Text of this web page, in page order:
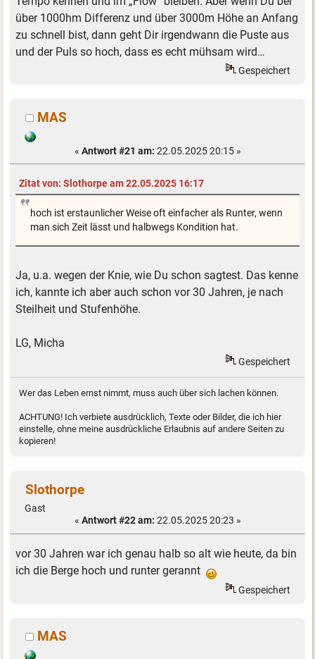
über 1000hm Differenz und über 3000m Höhe an Anfang
zu schnell bist, dann geht Dir irgendwann die Puste aus
und der Puls so hoch, dass es echt mühsam wird…
Gespeichert
MAS
« Antwort #21 am: 22.05.2025 20:15 »
Zitat von: Slothorpe am 22.05.2025 16:17
hoch ist erstaunlicher Weise oft einfacher als Runter, wenn
man sich Zeit lässt und halbwegs Kondition hat.
Ja, u.a. wegen der Knie, wie Du schon sagtest. Das kenne
ich, kannte ich aber auch schon vor 30 Jahren, je nach
Steilheit und Stufenhöhe.
LG, Micha
Gespeichert
Wer das Leben ernst nimmt, muss auch über sich lachen können.
ACHTUNG! Ich verbiete ausdrücklich, Texte oder Bilder, die ich hier
einstelle, ohne meine ausdrückliche Erlaubnis auf andere Seiten zu
kopieren!
Slothorpe
Gast
« Antwort #22 am: 22.05.2025 20:23 »
vor 30 Jahren war ich genau halb so alt wie heute, da bin
ich die Berge hoch und runter gerannt
Gespeichert
MAS